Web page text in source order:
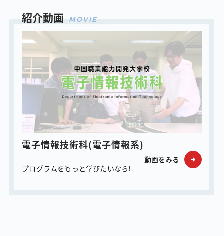
紹介動画
電子情報技術科（電子情報系）
プログラムをもっと学びたいなら！
動画をみる